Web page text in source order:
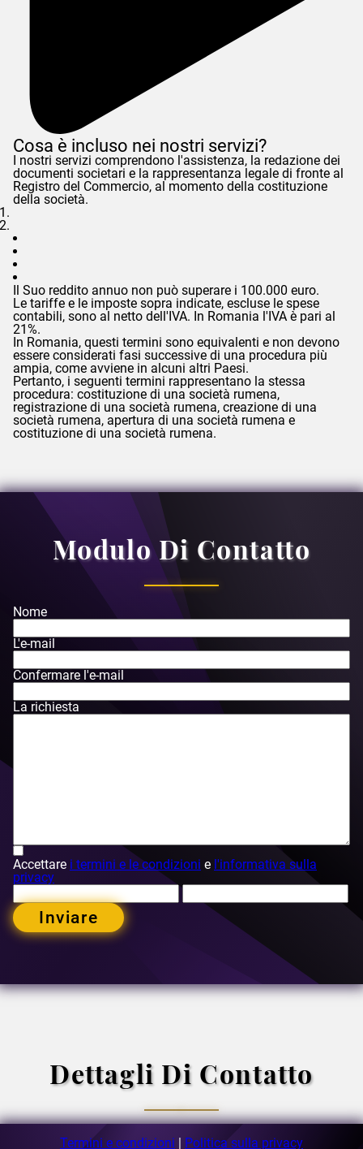
Cosa è incluso nei nostri servizi?
I nostri servizi comprendono l'assistenza, la redazione dei
documenti societari e la rappresentanza legale di fronte al
Registro del Commercio, al momento della costituzione
della società.
Il Suo reddito annuo non può superare i 100.000 euro.
Le tariffe e le imposte sopra indicate, escluse le spese
contabili, sono al netto dell'IVA. In Romania l'IVA è pari al
21%.
In Romania, questi termini sono equivalenti e non devono
essere considerati fasi successive di una procedura più
ampia, come avviene in alcuni altri Paesi.
Pertanto, i seguenti termini rappresentano la stessa
procedura: costituzione di una società rumena,
registrazione di una società rumena, creazione di una
società rumena, apertura di una società rumena e
costituzione di una società rumena.
Modulo Di Contatto
Nome
L'e-mail
Confermare l'e-mail
La richiesta
Accettare i termini e le condizioni e l'informativa sulla
privacy
Inviare
Dettagli Di Contatto
Termini e condizioni | Politica sulla privacy